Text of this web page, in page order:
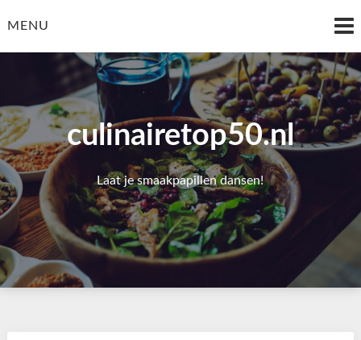
toMENU
culinairetop50.nl
Laat je smaakpapillen dansen!